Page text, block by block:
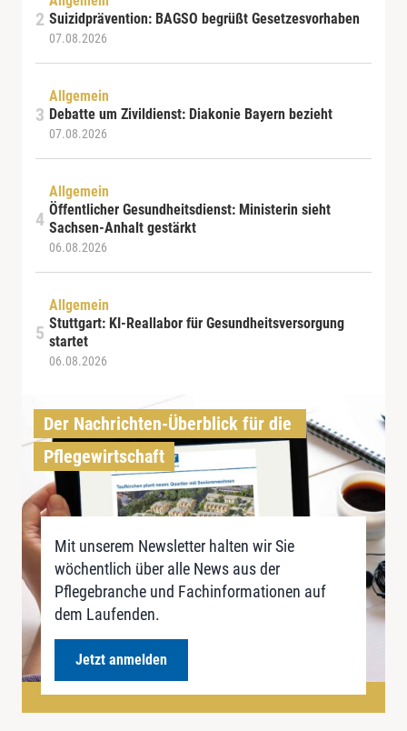
Suizidprävention: BAGSO begrüßt Gesetzesvorhaben
07.08.2026
Allgemein
Debatte um Zivildienst: Diakonie Bayern bezieht
07.08.2026
Allgemein
Öffentlicher Gesundheitsdienst: Ministerin sieht
Sachsen-Anhalt gestärkt
06.08.2026
Allgemein
Stuttgart: KI-Reallabor für Gesundheitsversorgung
startet
06.08.2026
Der Nachrichten-Überblick für die
Pflegewirtschaft
Mit unserem Newsletter halten wir Sie
wöchentlich über alle News aus der
Pflegebranche und Fachinformationen auf
dem Laufenden.
Jetzt anmelden